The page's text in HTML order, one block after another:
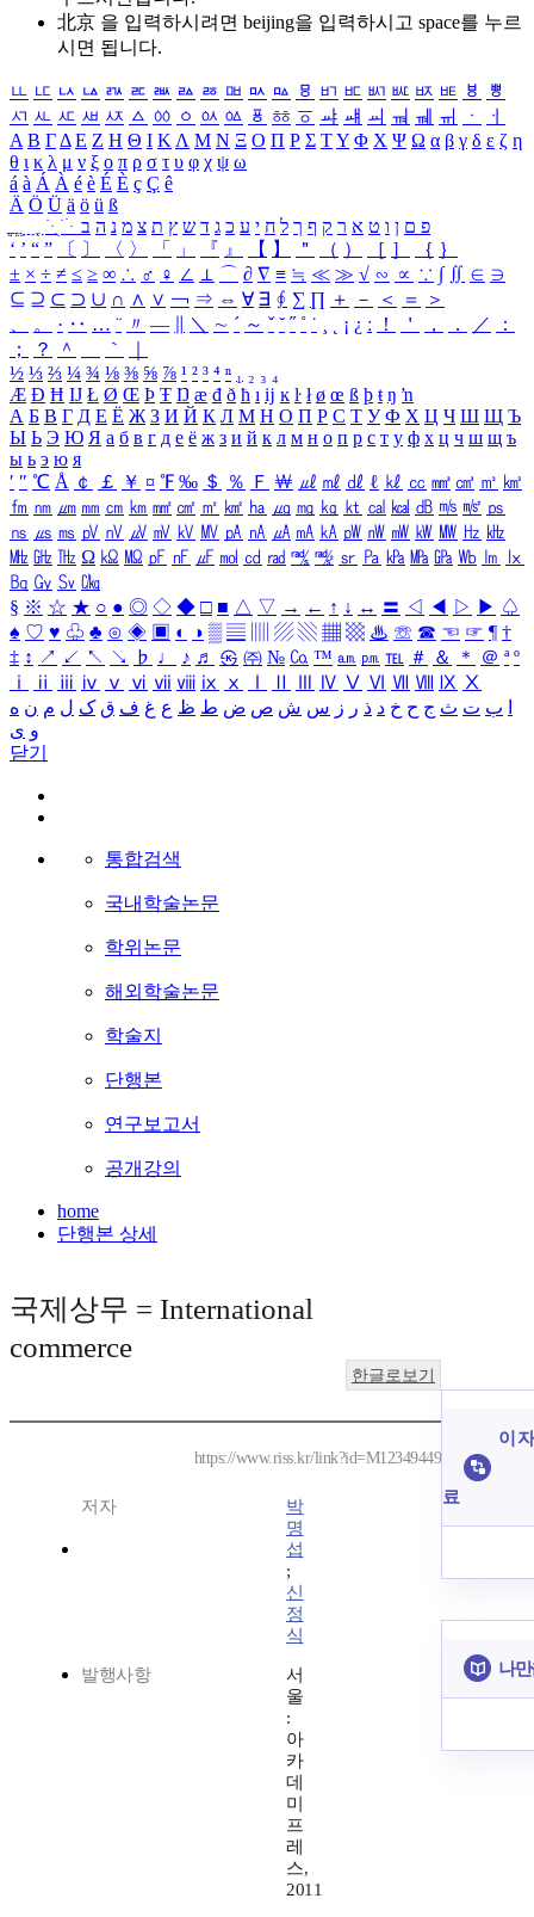
北京 을 입력하시려면 beijing을 입력하시고 space를 누르
시면 됩니다.
ㅥ ㅦ ㅧ ㅨ ㅩ ㅪ ㅫ ㅬ ㅭ ㅮ ㅯ ㅰ ㅱ ㅲ ㅳ ㅴ ㅵ ㅶ ㅷ ㅸ
ㅹ
ㅺ ㅻ ㅼ ㅽ ㅾ ㅿ ㆀ ㆁ ㆂ ㆃ ㆄ ㆅ ㆆ ㆇ ㆈ ㆉ ㆊ ㆋ ㆌ ㆍ
ㆎ
Α Β ΓΔ Ε Ζ Η Θ Ι ΚΛ Μ Ν Ξ Ο Π Ρ Σ ΤΥ Φ Χ Ψ Ω α β γ δ ε ζ η
θ ι κ λ μ ν ξ ο π ρ σ τ υ φ χ ψ ω
á à Á À é è É È ç Ç ê
Ä Ö Ü ä ö ü ß
ִֶֹ ֻּ ׁׂ פ ם ן ו ט א ר ק ף ך ל ח י ע כ ג ד ש ץ ת צ מ נ ה ב
‘ ’ “ ” 〔 〕 〈 〉 「 」 『 』 【 】 ＂ （ ） ［ ］ ｛ ｝
± × ÷ ≠ ≤ ≥ ∞ ∴ ♂ ♀ ∠ ⊥ ⌒ ∂ ∇ ≡ ≒ ≪ ≫ √ ∽ ∝ ∵ ∫ ∬ ∈ ∋
⊆ ⊇ ⊂ ⊃ ∪ ∩ ∧ ∨ ￢ ⇒ ⇔ ∀ ∃ ∮ ∑ ∏ ＋ － ＜ ＝
＞
、
。 · ‥ … ¨ 〃 ― ＼ ∼ ´ ～ ˇ ˘ ˝ ˚ ˙ ¸ ¡ ¿ ː ！ ＇ ， ． ／
：
；
？ ＾ ｀
½ ⅓ ⅔ ¼ ¾ ⅛ ⅜ ⅝ ⅞ ¹ ² ³ ⁴ ⁿ ₁ ₂ ₃ ₄
Æ Ð Ħ Ĳ Ł Ø Œ Þ Ŧ Ŋ æ đ ð ħ ı ĳ ĸ ŀ ł ø œ ß þ ŧ ŋ ŉ
А Б В Г Д Е Ё Ж З И Й К Л М Н О П Р С Т У Ф Х Ц Ч Ш Щ Ъ
Ы Ь Э Ю Я а б в г д е ё ж з и й к л м н о п р с т у ф х ц ч ш щ ъ
ы ь э ю я
′ ″ ℃ Å ￠ ￡ ￥ ¤ ℉ ‰ ＄ ％ Ｆ ￦ ㎕ ㎖ ㎗ ℓ ㎘ ㏄ ㎣ ㎤ ㎥ ㎦
㎙ ㎚ ㎛ ㎜ ㎝ ㎞ ㎟ ㎠ ㎡ ㎢ ㏊ ㎍ ㎎ ㎏ ㏏ ㎈ ㎉ ㏈ ㎧ ㎨ ㎰
㎱ ㎲ ㎳ ㎴ ㎵ ㎶ ㎷ ㎸ ㎹ ㎀ ㎁ ㎂ ㎃ ㎄ ㎺ ㎻ ㎽ ㎾ ㎿ ㎐ ㎑
㎒ ㎓ ㎔ Ω ㏀ ㏁ ㎊ ㎋ ㎌ ㏖ ㏅ ㎭ ㎮ ㎯ ㏛ ㎩ ㎪ ㎫ ㎬ ㏝ ㏐
㏓
㏃ ㏉ ㏜ ㏆
§ ※ ☆ ★ ○ ● ◎ ◇ ◆ □ ■ △ ▽ → ← ↑ ↓ ↔ 〓 ◁ ◀ ▷ ▶ ♤
♠ ♡ ♥ ♧ ♣ ⊙ ◈ ▣ ◐ ◑ ▒ ▤ ▨ ▧ ▦ ▩ ♨ ☏ ☎ ☜ ☞ ¶ †
‡ ↕ ↗ ↙ ↖ ↘ ♭ ♩ ♪ ♬ ㉿ ㈜ № ㏇ ™ ㏂ ㏘ ℡ ＃ ＆ ＊ ＠ ª º
ⅰ
ⅱ ⅲ ⅳ ⅴ ⅵ ⅶ ⅷ ⅸ ⅹ Ⅳ Ⅴ Ⅵ Ⅶ Ⅷ Ⅸ Ⅹ
ب ت ث ج ح خ د ذ ر ز س ش ص ض ط ظ ع غ ف ق ک ل م ن ه
و ی
닫기
통합검색
국내학술논문
학위논문
해외학술논문
학술지
단행본
연구보고서
공개강의
home
단행본 상세
국제상무 = International
commerce
한글로보기
https://www.riss.kr/link?id=M12349449
저자
박
명
섭
;
신
정
식
발행사항
서
울
:
아
카
데
미
프
레
스,
2011
이
료
나